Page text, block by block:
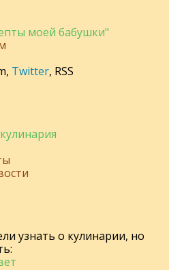
моей бабушки"
, Twitter, RSS
узнать о кулинарии, но